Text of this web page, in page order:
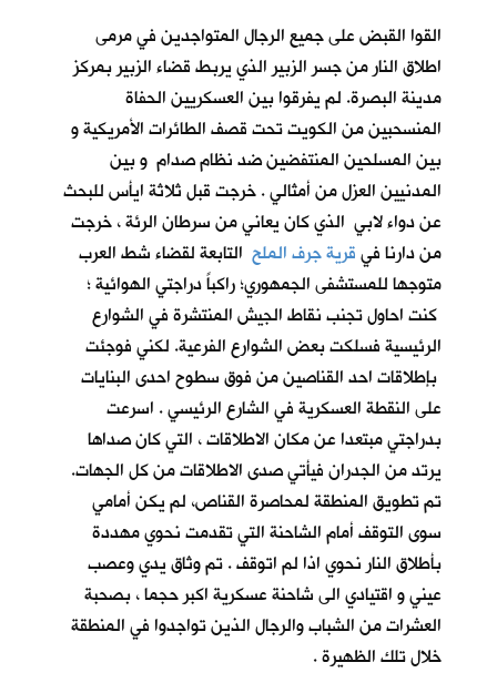
القوا القبض على جميع الرجال المتواجدين في مرمى
اطلاق النار من جسر الزبير الذي يربط قضاء الزبير بمركز
مدينة البصرة. لم يفرقوا بين العسكريين الحفاة
المنسحبين من الكويت تحت قصف الطائرات الأمريكية و
بين المسلحين المنتفضين ضد نظام صدام و بين
المدنيين العزل من أمثالي . خرجت قبل ثلاثة ايأس للبحث
عن دواء لابي الذي كان يعاني من سرطان الرئة ، خرجت
من دارنا فيقرية جرف الملح التابعة لقضاء شط العرب
متوجها للمستشفى الجمهوري؛ راكباً دراجتي الهوائية ؛
كنت احاول تجنب نقاط الجيش المنتشرة في الشوارع
الرئيسية فسلكت بعض الشوارع الفرعية. لكني فوجئت
بإطلاقات احد القناصين من فوق سطوح احدى البنايات
على النقطة العسكرية في الشارع الرئيسي . اسرعت
بدراجتي مبتعدا عن مكان الاطلاقات ، التي كان صداها
يرتد من الجدران فيأتي صدى الاطلاقات من كل الجهات.
تم تطويق المنطقة لمحاصرة القناص، لم يكن أمامي
سوى التوقف أمام الشاحنة التي تقدمت نحوي مهددة
بأطلاق النار نحوي اذا لم اتوقف . تم وثاق يدي وعصب
عيني و اقتيادي الى شاحنة عسكرية اكبر حجما ، بصحبة
العشرات من الشباب والرجال الذين تواجدوا في المنطقة
خلال تلك الظهيرة .